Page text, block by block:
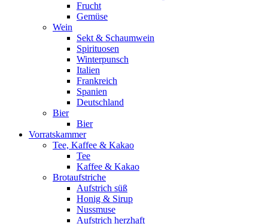
Frucht
Gemüse
Wein
Sekt & Schaumwein
Spirituosen
Winterpunsch
Italien
Frankreich
Spanien
Deutschland
Bier
Bier
Vorratskammer
Tee, Kaffee & Kakao
Tee
Kaffee & Kakao
Brotaufstriche
Aufstrich süß
Honig & Sirup
Nussmuse
Aufstrich herzhaft